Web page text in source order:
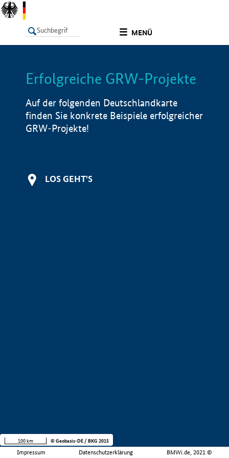
MENÜ
LISTE Info
Erfolgreiche GRW-Projekte
Auf der folgenden Deutschlandkarte
finden Sie konkrete Beispiele erfolgreicher
GRW-Projekte!
LOS GEHT'S
Impressum Datenschutzerklärung BMWi.de, 2021 ©
100 km © Geobasis-DE / BKG 2015